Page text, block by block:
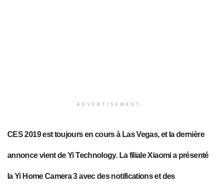
ADVERTISEMENT
CES 2019 est toujours en cours à Las Vegas, et la dernière
annonce vient de Yi Technology. La filiale Xiaomi a présenté
la Yi Home Camera 3 avec des notifications et des